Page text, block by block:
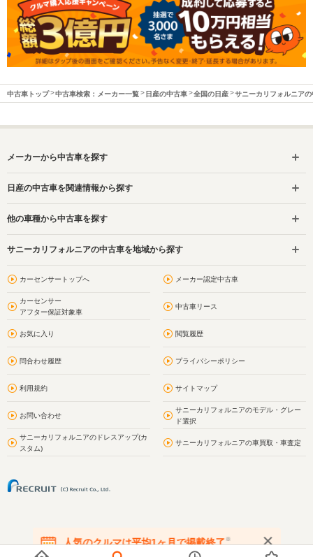
中古車トップ 中古車検索：メーカー一覧 日産の中古車 全国の日産 サニーカリフォルニアの
メーカーから中古車を探す
日産の中古車を関連情報から探す
他の車種から中古車を探す
サニーカリフォルニアの中古車を地域から探す
カーセンサートップへ メーカー認定中古車
カーセンサー
アフター保証対象車
中古車リース
お気に入り 閲覧履歴
問合わせ履歴 プライバシーポリシー
利用規約 サイトマップ
お問い合わせ
サニーカリフォルニアのモデル・グレー
ド選択
サニーカリフォルニアのドレスアップ(カ
スタム)
サニーカリフォルニアの車買取・車査定
人気のクルマは平均1ヶ月で掲載終了※
在庫が無くなる前にお問い合わせください